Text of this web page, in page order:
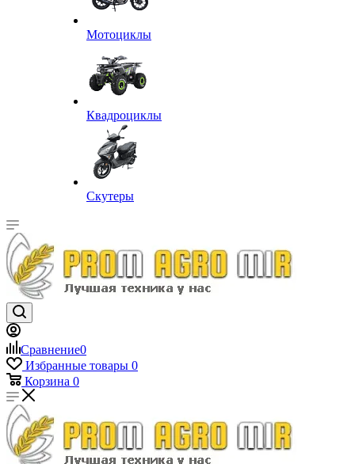
Мотоциклы
Квадроциклы
Скутеры
Сравнение0
Избранные товары 0
Корзина 0